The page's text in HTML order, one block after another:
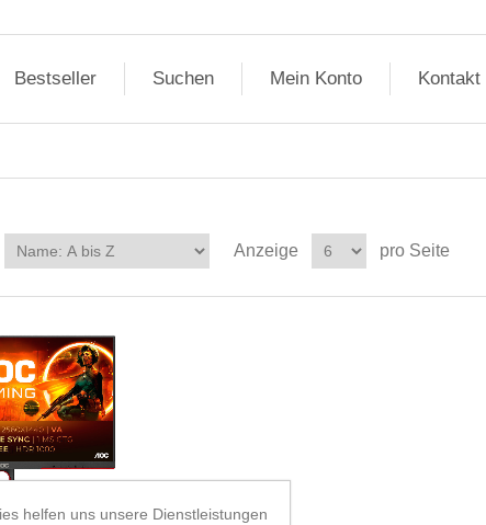
Bestseller Suchen Mein Konto Kontakt
Anzeige pro Seite
helfen uns unsere Dienstleistungen